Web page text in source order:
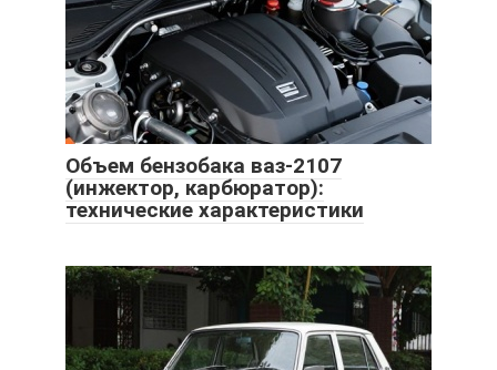
Объем бензобака ваз-2107
(инжектор, карбюратор):
технические характеристики